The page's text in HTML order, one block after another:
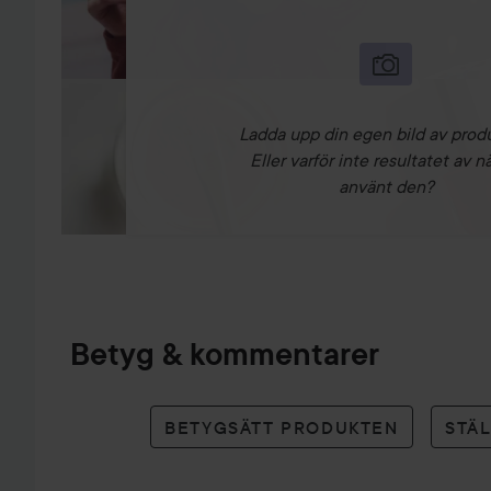
Ladda upp din egen bild av
Eller varför inte resultatet av
använt den?
Betyg & kommentarer
BETYGSÄTT PRODUKTEN